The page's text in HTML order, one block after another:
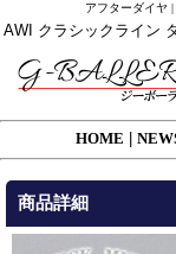
アフターダイヤ
AWI クラシックライン
HOME
商品詳細